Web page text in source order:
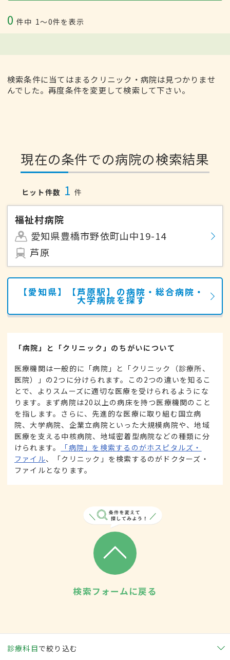
0 件中 1〜0件を表示
検索条件に当てはまるクリニック・病院は見つかりませ
んでした。再度条件を変更して検索して下さい。
現在の条件での病院の検索結果
ヒット件数 1 件
福祉村病院
愛知県豊橋市野依町山中19-14
芦原
【愛知県】【芦原駅】の病院・総合病院・
大学病院を探す
「病院」と「クリニック」のちがいについて
医療機関は一般的に「病院」と「クリニック（診療所、
医院）」の2つに分けられます。この2つの違いを知るこ
とで、よりスムーズに適切な医療を受けられるようにな
ります。まず病院は20以上の病床を持つ医療機関のこと
を指します。さらに、先進的な医療に取り組む国立病
院、大学病院、企業立病院といった大規模病院や、地域
医療を支える中核病院、地域密着型病院などの種類に分
けられます。
「病院」を検索するのがホスピタルズ・
ファイル、「クリニック」を検索するのがドクターズ・
ファイルとなります。
検索フォームに戻る
診療科目で絞り込む